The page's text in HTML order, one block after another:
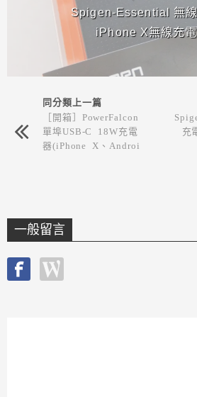
Spigen-Essential 無
iPhone X無線充
同分類上一篇
［開箱］PowerFalcon
單埠USB-C 18W充電
器(iPhone X、Androi
充
一般留言